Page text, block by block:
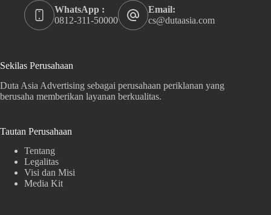
WhatsApp :
0812-311-50000
Email:
cs@dutaasia.com
Sekilas Perusahaan
Duta Asia Advertising sebagai perusahaan periklanan yang
berusaha memberikan layanan berkualitas.
Tautan Perusahaan
Tentang
Legalitas
Visi dan Misi
Media Kit